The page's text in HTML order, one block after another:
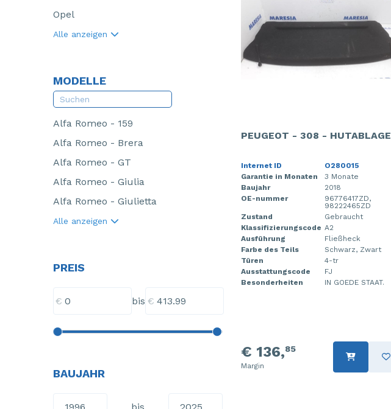
Opel
Alle anzeigen
MODELLE
Alfa Romeo - 159
Alfa Romeo - Brera
Alfa Romeo - GT
Alfa Romeo - Giulia
Alfa Romeo - Giulietta
Alle anzeigen
PREIS
€ bis €
BAUJAHR
PEUGEOT - 308 - HUTABLAGE
Internet ID
O280015
Garantie in Monaten
3 Monate
Baujahr
2018
OE-nummer
96776417ZD,
98222465ZD
Zustand
Gebraucht
Klassifizierungscode A2
Ausführung
Fließheck
Farbe des Teils
Schwarz, Zwart
Türen
4-tr
Ausstattungscode
FJ
Besonderheiten
IN GOEDE STAAT.
€ 136,85
Margin